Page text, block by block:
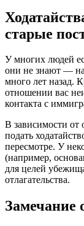
старые
У многих людей
они не знают —
много лет назад.
отношении вас
контакта с
В зависимости от
подать
пересмотре. У
(например,
для целей
отлагательства.
Замечание